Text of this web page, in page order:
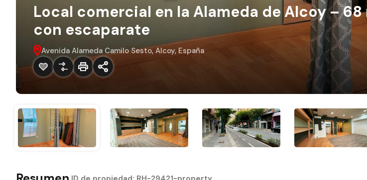
Local comercial en la Alameda de Alcoy –
con escaparate
Avenida Alameda Camilo Sesto, Alcoy, España